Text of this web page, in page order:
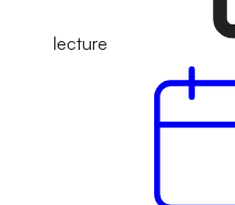
lecture